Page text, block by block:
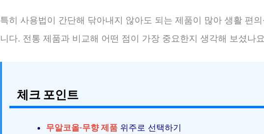
특히 사용법이 간단해 닦아내지 않아도 되는 제품이 많아 생활 편
니다. 전통 제품과 비교해 어떤 점이 가장 중요한지 생각해 보셨나
체크 포인트
무알코올·무향 제품 위주로 선택하기